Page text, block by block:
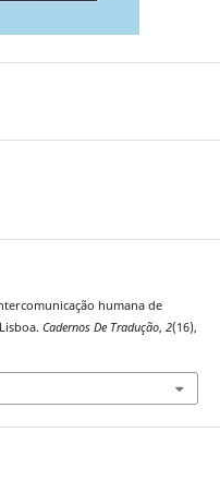
humana de
Cadernos De Tradução, 2(16),